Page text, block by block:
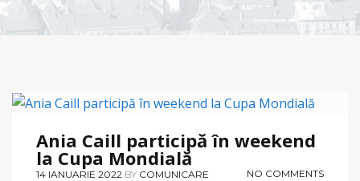
Ania Caill participă în weekend
la Cupa Mondială
14 IANUARIE 2022 BY COMUNICARE NO COMMENTS